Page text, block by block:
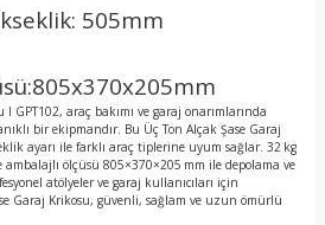
505mm
GPT102, araç bakımı ve garaj onarımlarında
bir ekipmandır. Bu Üç Ton Alçak Şase Garaj
ayarı ile farklı araç tiplerine uyum sağlar. 32 kg
ambalajlı ölçüsü 805×370×205 mm ile depolama ve
atölyeler ve garaj kullanıcıları için
Garaj Krikosu, güvenli, sağlam ve uzun ömürlü